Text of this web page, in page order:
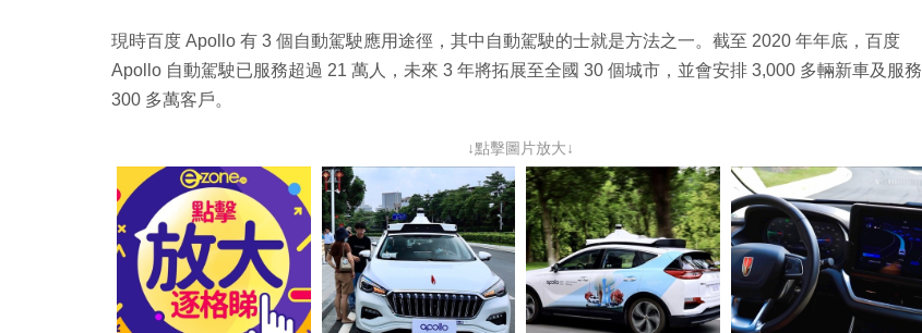
現時百度 Apollo 有 3 個自動駕駛應用途徑，其中自動駕駛的士就是方法之一。截至 2020 年年底，百度
Apollo 自動駕駛已服務超過 21 萬人，未來 3 年將拓展至全國 30 個城市，並會安排 3,000 多輛新車及服務
300 多萬客戶。
↓點擊圖片放大↓